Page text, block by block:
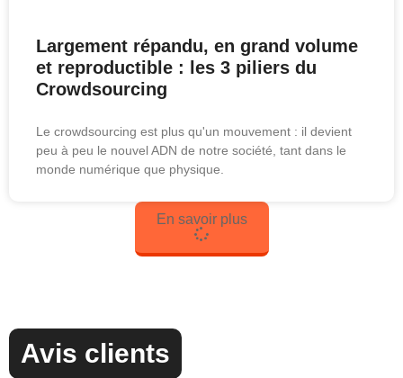
Largement répandu, en grand volume
et reproductible : les 3 piliers du
Crowdsourcing
Le crowdsourcing est plus qu'un mouvement : il devient
peu à peu le nouvel ADN de notre société, tant dans le
monde numérique que physique.
En savoir plus
Avis clients